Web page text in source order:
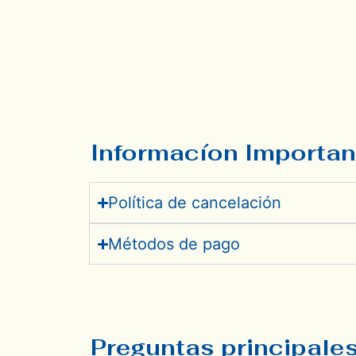
Informacíon
Política de cancelación
Métodos de pago
Preguntas